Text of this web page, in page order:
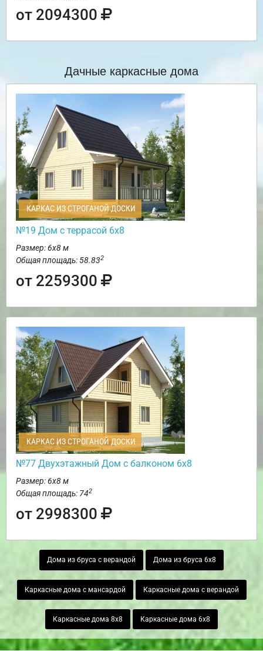
от 2094300
Дачные каркасные дома
КАРКАС ИЗ СТРОГАНОЙ ДОСКИ
№19 Дом с террасой 6х8
Размер: 6х8 м
Общая площадь: 58.832
от 2259300
КАРКАС ИЗ СТРОГАНОЙ ДОСКИ
№77 Двухэтажный Дом с балконом 6х8
Размер: 6х8 м
Общая площадь: 742
от 2998300
Дома из бруса с верандой Дома из бруса 6х8
Каркасные дома с мансардой Каркасные дома с верандой
Каркасные дома 8х8 Каркасные дома 6х8